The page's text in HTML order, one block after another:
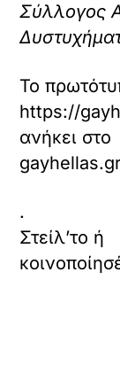
Σύλλογος
Το
https://
ανήκει στο
.